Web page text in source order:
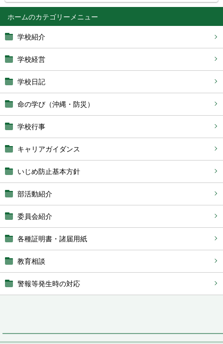
ホーム
学校紹介
学校経営
学校日記
命の学び（沖縄・防災）
学校行事
キャリアガイダンス
いじめ防止基本方針
部活動紹介
委員会紹介
各種証明書・諸届用紙
教育相談
警報等発生時の対応